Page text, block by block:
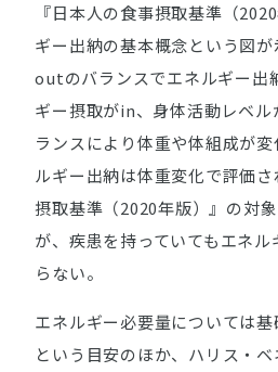
『日本人の食事摂取基準（
ギー出納の基本概念という図
outのバランスでエネルギー出
ギー摂取がin、身体活動レベ
ランスにより体重や体組成が
ルギー出納は体重変化で評価
摂取基準（2020年版）』の対
が、疾患を持っていてもエネ
らない。
エネルギー必要量については
という目安のほか、ハリス・